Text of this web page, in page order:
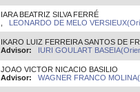
IARA BEATRIZ SILVA FERRÉ
LEONARDO DE MELO
IKARO LUIZ FERREIRA SANTOS DE
Advisor:
IURI GOULART
JOAO VICTOR NICACIO BASILIO
Advisor:
WAGNER FRANCO